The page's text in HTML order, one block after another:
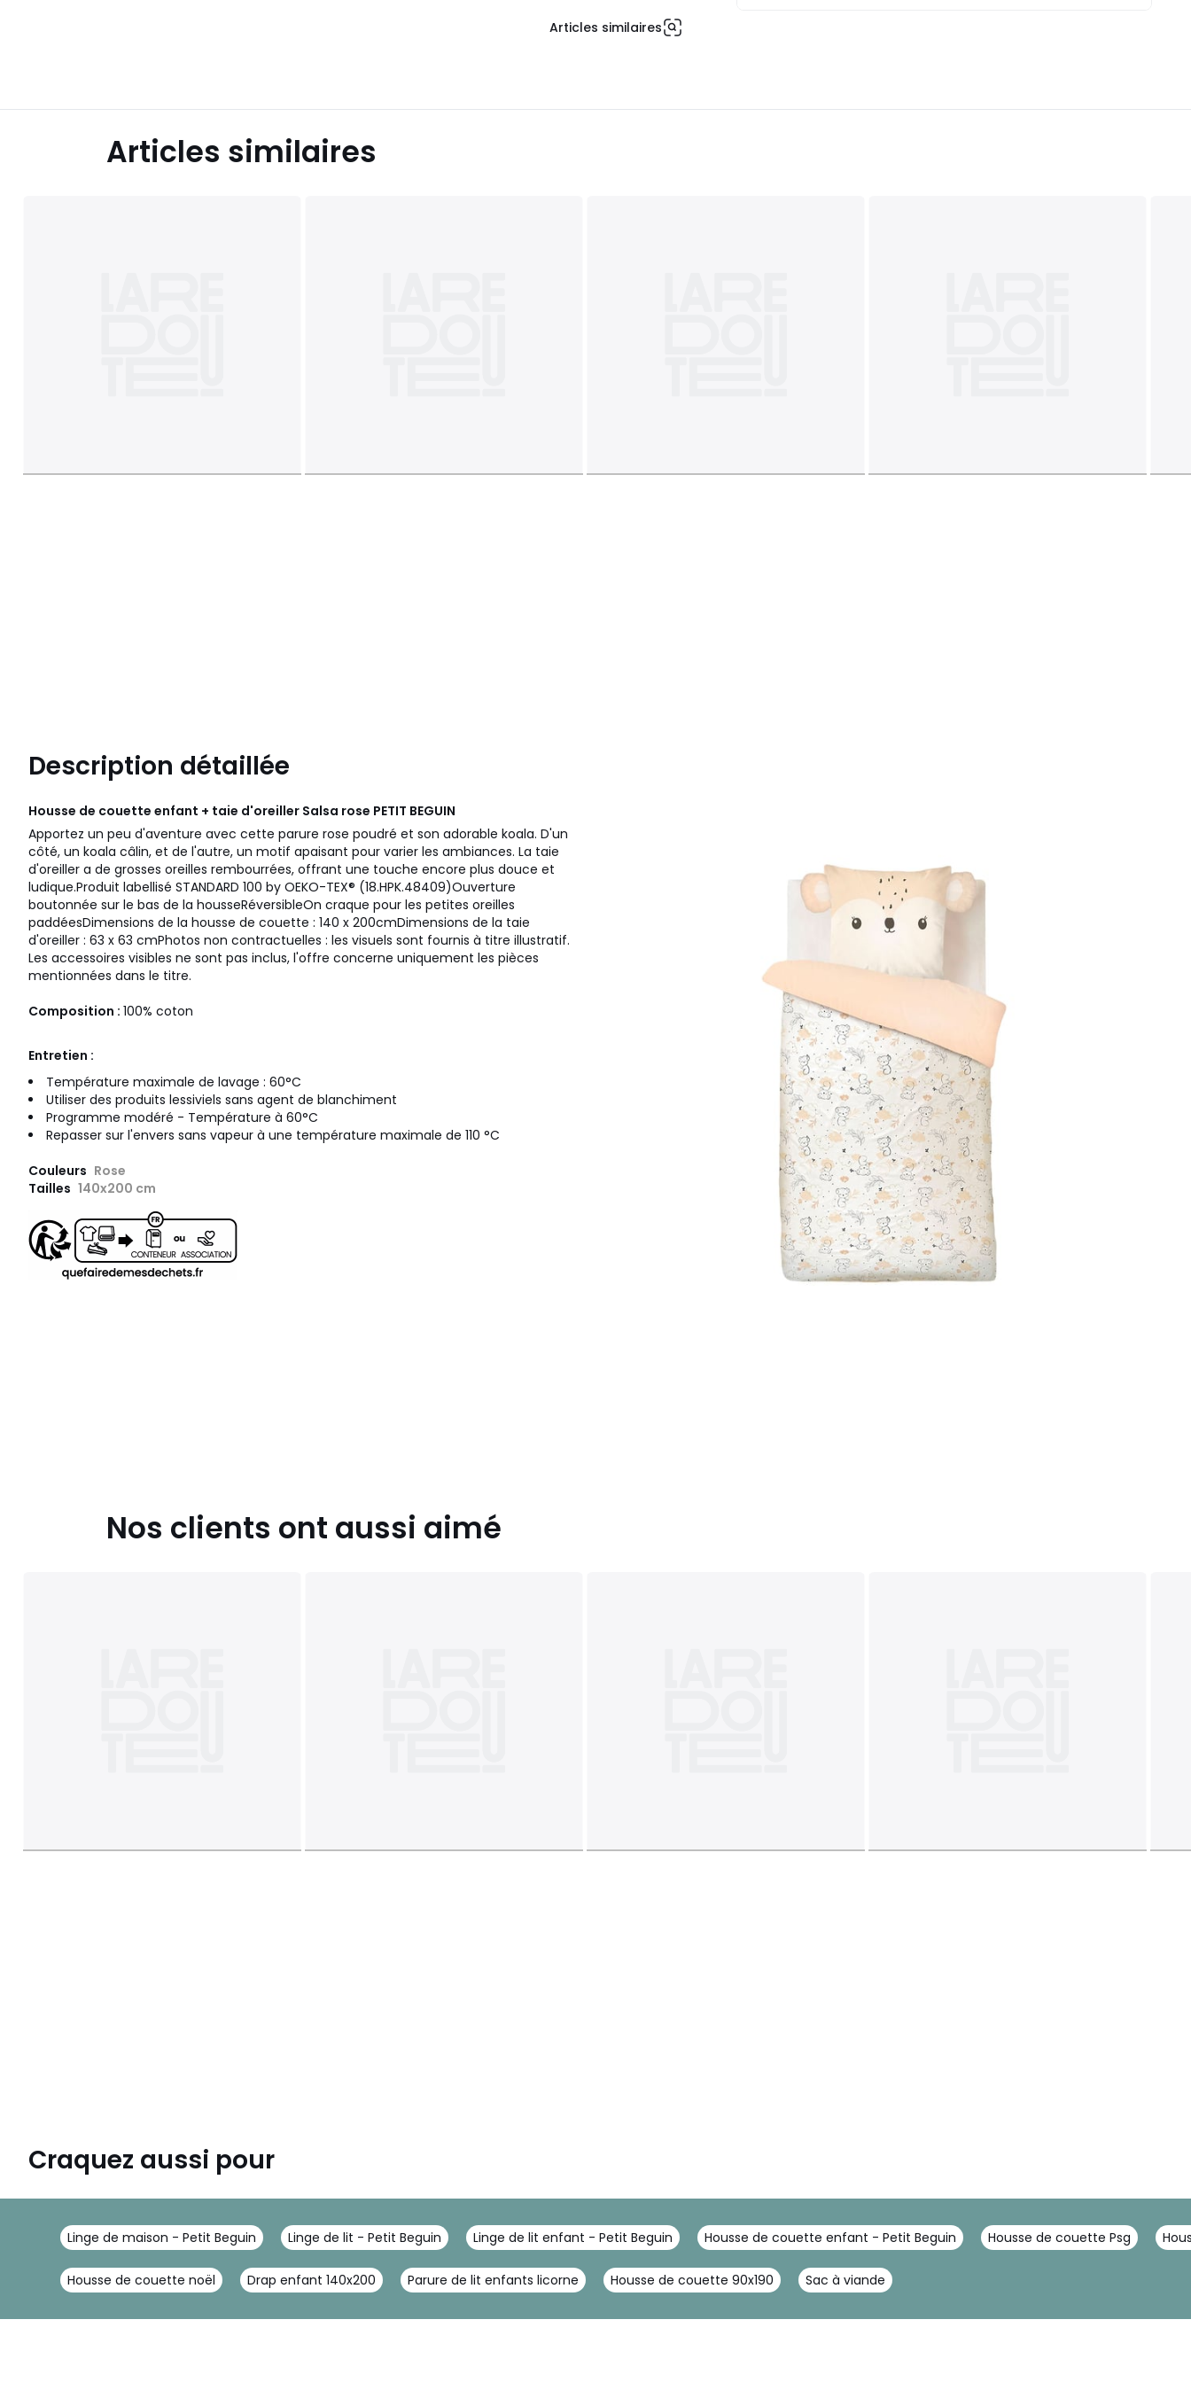
Articles similaires
Articles similaires
Description détaillée
Housse de couette enfant + taie d'oreiller Salsa rose PETIT BEGUIN
Apportez un peu d'aventure avec cette parure rose poudré et son adorable koala. D'un
côté, un koala câlin, et de l'autre, un motif apaisant pour varier les ambiances. La taie
d'oreiller a de grosses oreilles rembourrées, offrant une touche encore plus douce et
ludique.Produit labellisé STANDARD 100 by OEKO-TEX® (18.HPK.48409)Ouverture
boutonnée sur le bas de la housseRéversibleOn craque pour les petites oreilles
paddéesDimensions de la housse de couette : 140 x 200cmDimensions de la taie
d'oreiller : 63 x 63 cmPhotos non contractuelles : les visuels sont fournis à titre illustratif.
Les accessoires visibles ne sont pas inclus, l'offre concerne uniquement les pièces
mentionnées dans le titre.
Composition : 100% coton
Entretien :
Température maximale de lavage : 60°C
Utiliser des produits lessiviels sans agent de blanchiment
Programme modéré - Température à 60°C
Repasser sur l'envers sans vapeur à une température maximale de 110 °C
Couleurs Rose
Tailles 140x200 cm
Nos clients ont aussi aimé
Craquez aussi pour
Linge de maison - Petit Beguin Linge de lit - Petit Beguin Linge de lit enfant - Petit Beguin Housse de couette enfant - Petit Beguin Housse de couette Psg
Housse de couette noël Drap enfant 140x200 Parure de lit enfants licorne Housse de couette 90x190 Sac à viande